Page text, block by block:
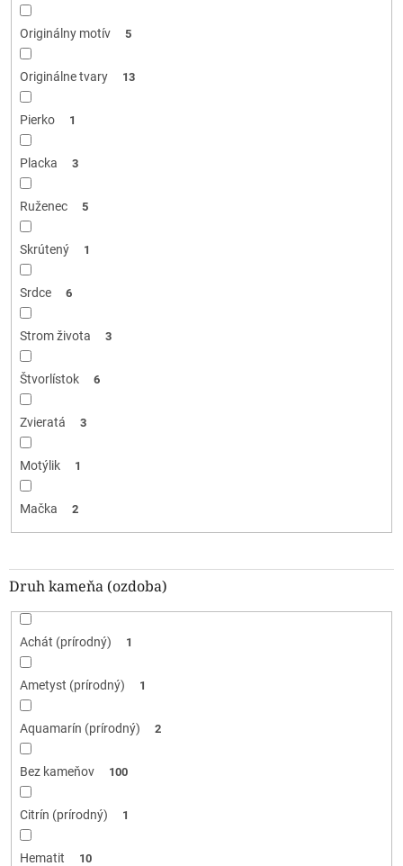
Originálny motív 5
Originálne tvary 13
Pierko 1
Placka 3
Ruženec 5
Skrútený 1
Srdce 6
Strom života 3
Štvorlístok 6
Zvieratá 3
Motýlik 1
Mačka 2
Druh kameňa (ozdoba)
Achát (prírodný) 1
Ametyst (prírodný) 1
Aquamarín (prírodný) 2
Bez kameňov 100
Citrín (prírodný) 1
Hematit 10